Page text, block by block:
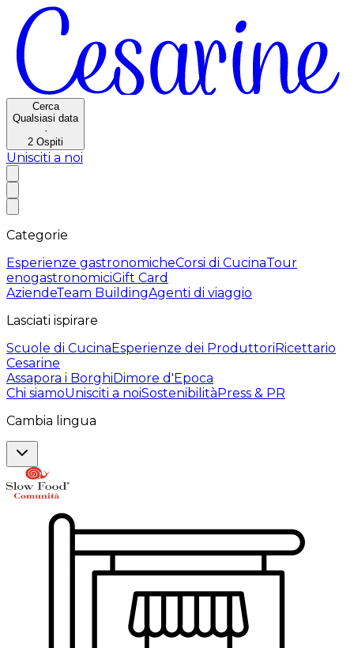
Cerca
Qualsiasi data
·
2 Ospiti
Unisciti a noi
Categorie
Esperienze gastronomicheCorsi di CucinaTour
enogastronomiciGift Card
AziendeTeam BuildingAgenti di viaggio
Lasciati ispirare
Scuole di CucinaEsperienze dei ProduttoriRicettario
Cesarine
Assapora i BorghiDimore d'Epoca
Chi siamoUnisciti a noiSostenibilitàPress & PR
Cambia lingua